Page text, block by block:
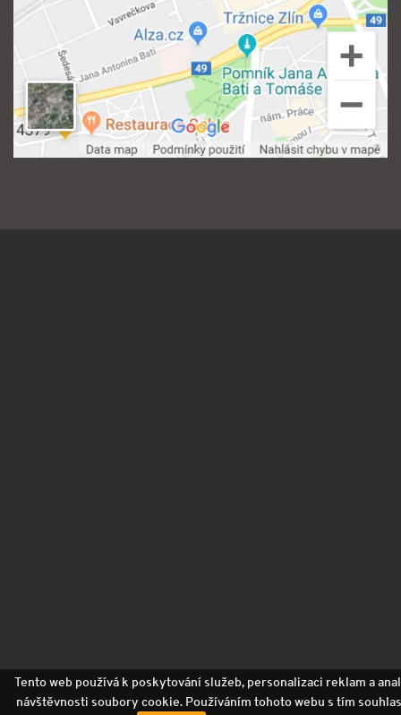
Tento web používá k poskytování služeb, personalizaci reklam a
návštěvnosti soubory cookie. Používáním tohoto webu s tím